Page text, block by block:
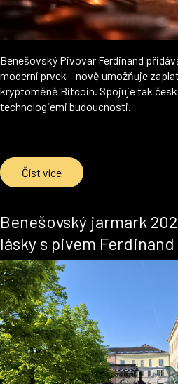
Benešovský Pivovar Ferdinand
moderní prvek – nově umožňuje
kryptoměně Bitcoin. Spojuje tak
technologiemi budoucnosti.
Číst více
Benešovský jarmark
lásky s pivem Ferdinand